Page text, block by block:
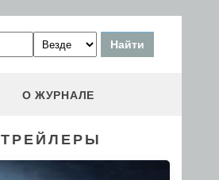
О ЖУРНАЛЕ
ТРЕЙЛЕРЫ